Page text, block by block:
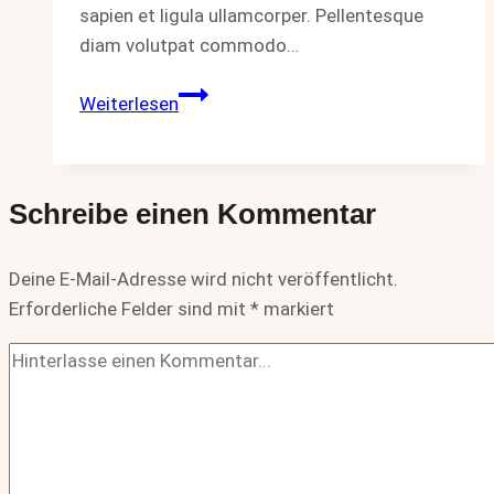
sapien et ligula ullamcorper. Pellentesque
diam volutpat commodo…
WeiterlesenIs
Schreibe einen Kommentar
Deine E-Mail-Adresse wird nicht veröffentlicht.
Erforderliche Felder sind mit * markiert